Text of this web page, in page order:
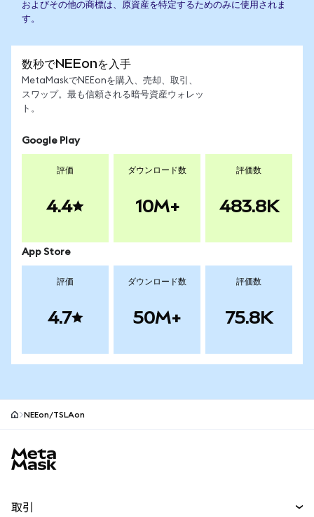
およびその他の商標は、原資産を特定するためのみに使用されま
す。
数秒でNEEonを入手
MetaMaskでNEEonを購入、売却、取引、
スワップ。最も信頼される暗号資産ウォレッ
ト。
Google Play
評価
4.4
ダウンロード数
10M+
評価数
483.8K
App Store
評価
4.7
ダウンロード数
50M+
評価数
75.8K
NEEon/TSLAon
取引